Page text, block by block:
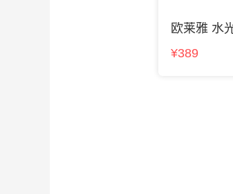
欧莱雅 水
¥389